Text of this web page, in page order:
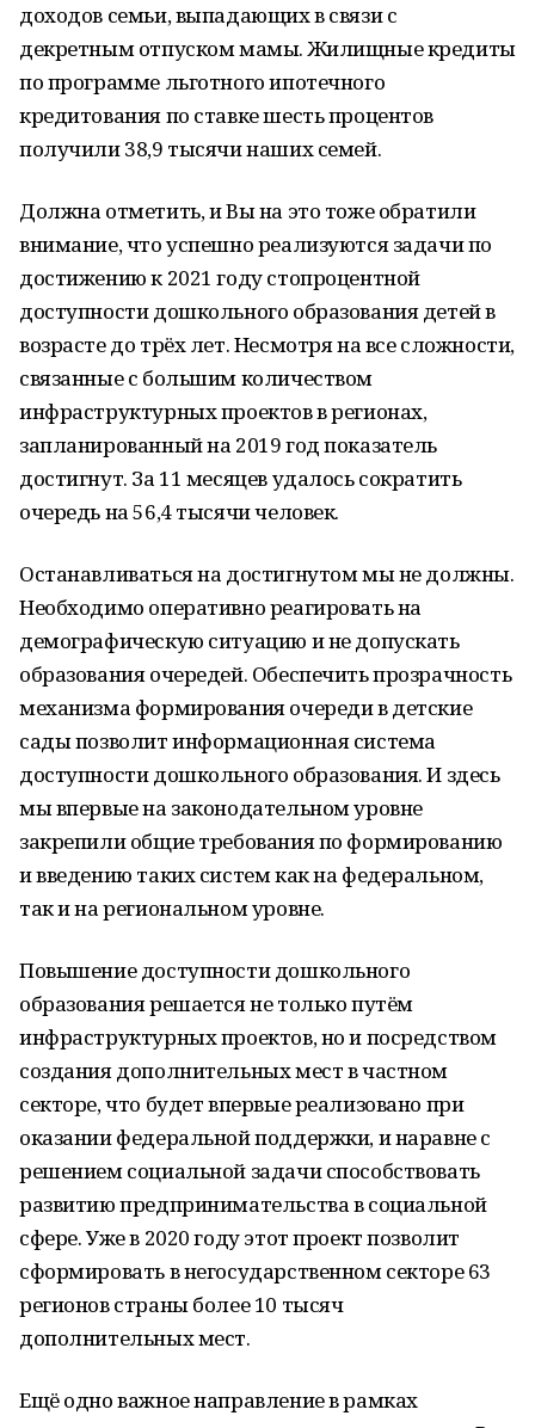
доходов семьи, выпадающих в связи с
декретным отпуском мамы. Жилищные кредиты
по программе льготного ипотечного
кредитования по ставке шесть процентов
получили 38,9 тысячи наших семей.
Должна отметить, и Вы на это тоже обратили
внимание, что успешно реализуются задачи по
достижению к 2021 году стопроцентной
доступности дошкольного образования детей в
возрасте до трёх лет. Несмотря на все сложности,
связанные с большим количеством
инфраструктурных проектов в регионах,
запланированный на 2019 год показатель
достигнут. За 11 месяцев удалось сократить
очередь на 56,4 тысячи человек.
Останавливаться на достигнутом мы не должны.
Необходимо оперативно реагировать на
демографическую ситуацию и не допускать
образования очередей. Обеспечить прозрачность
механизма формирования очереди в детские
сады позволит информационная система
доступности дошкольного образования. И здесь
мы впервые на законодательном уровне
закрепили общие требования по формированию
и введению таких систем как на федеральном,
так и на региональном уровне.
Повышение доступности дошкольного
образования решается не только путём
инфраструктурных проектов, но и посредством
создания дополнительных мест в частном
секторе, что будет впервые реализовано при
оказании федеральной поддержки, и наравне с
решением социальной задачи способствовать
развитию предпринимательства в социальной
сфере. Уже в 2020 году этот проект позволит
сформировать в негосударственном секторе 63
регионов страны более 10 тысяч
дополнительных мест.
Ещё одно важное направление в рамках